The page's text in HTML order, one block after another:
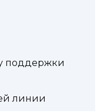
поддержки
линии